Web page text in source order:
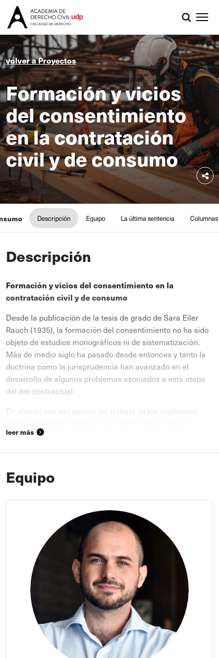
volver a Proyectos
Formación y vicios
del consentimiento
en la contratación
civil y de consumo
Descripción Equipo La última sentencia
Descripción
Formación y vicios del consentimiento en la
contratación civil y de consumo
Desde la publicación de la tesis de grado de Sara Eiler
Rauch (1935), la formación del consentimiento no ha sido
objeto de estudios monográficos ni de sistematización.
Más de medio siglo ha pasado desde entonces y tanto la
doctrina como la jurisprudencia han avanzado en el
desarrollo de algunos problemas asociados a esta etapa
del iter contractual.
En efecto, con excepción del trabajo de los profesores
(2006), la tesis de Jorge Schleyer Alt sobre la formación de
formación del consentimiento en los contratos
electrónicos fue materia de su tesis doctoral (2002) y de
aceptación aparece de forma anecdótica, dispersa entre
los estudios de Derecho de contratos a propósito de
problemas particulares.
Algo similar puede predicarse de los vicios del
consentimiento. Más allá de la obra de Joel González
Castillo (2019), el error, la fuerza y el dolo se han tratado
como parte de obras generales sobre la teoría general del
acto jurídico y esparcidamente a través de artículos
dogmáticos que abarcan problemas particulares en torno
a estos defectos.
El objeto de esta coordinación es obtener insumos para
leer más
Equipo